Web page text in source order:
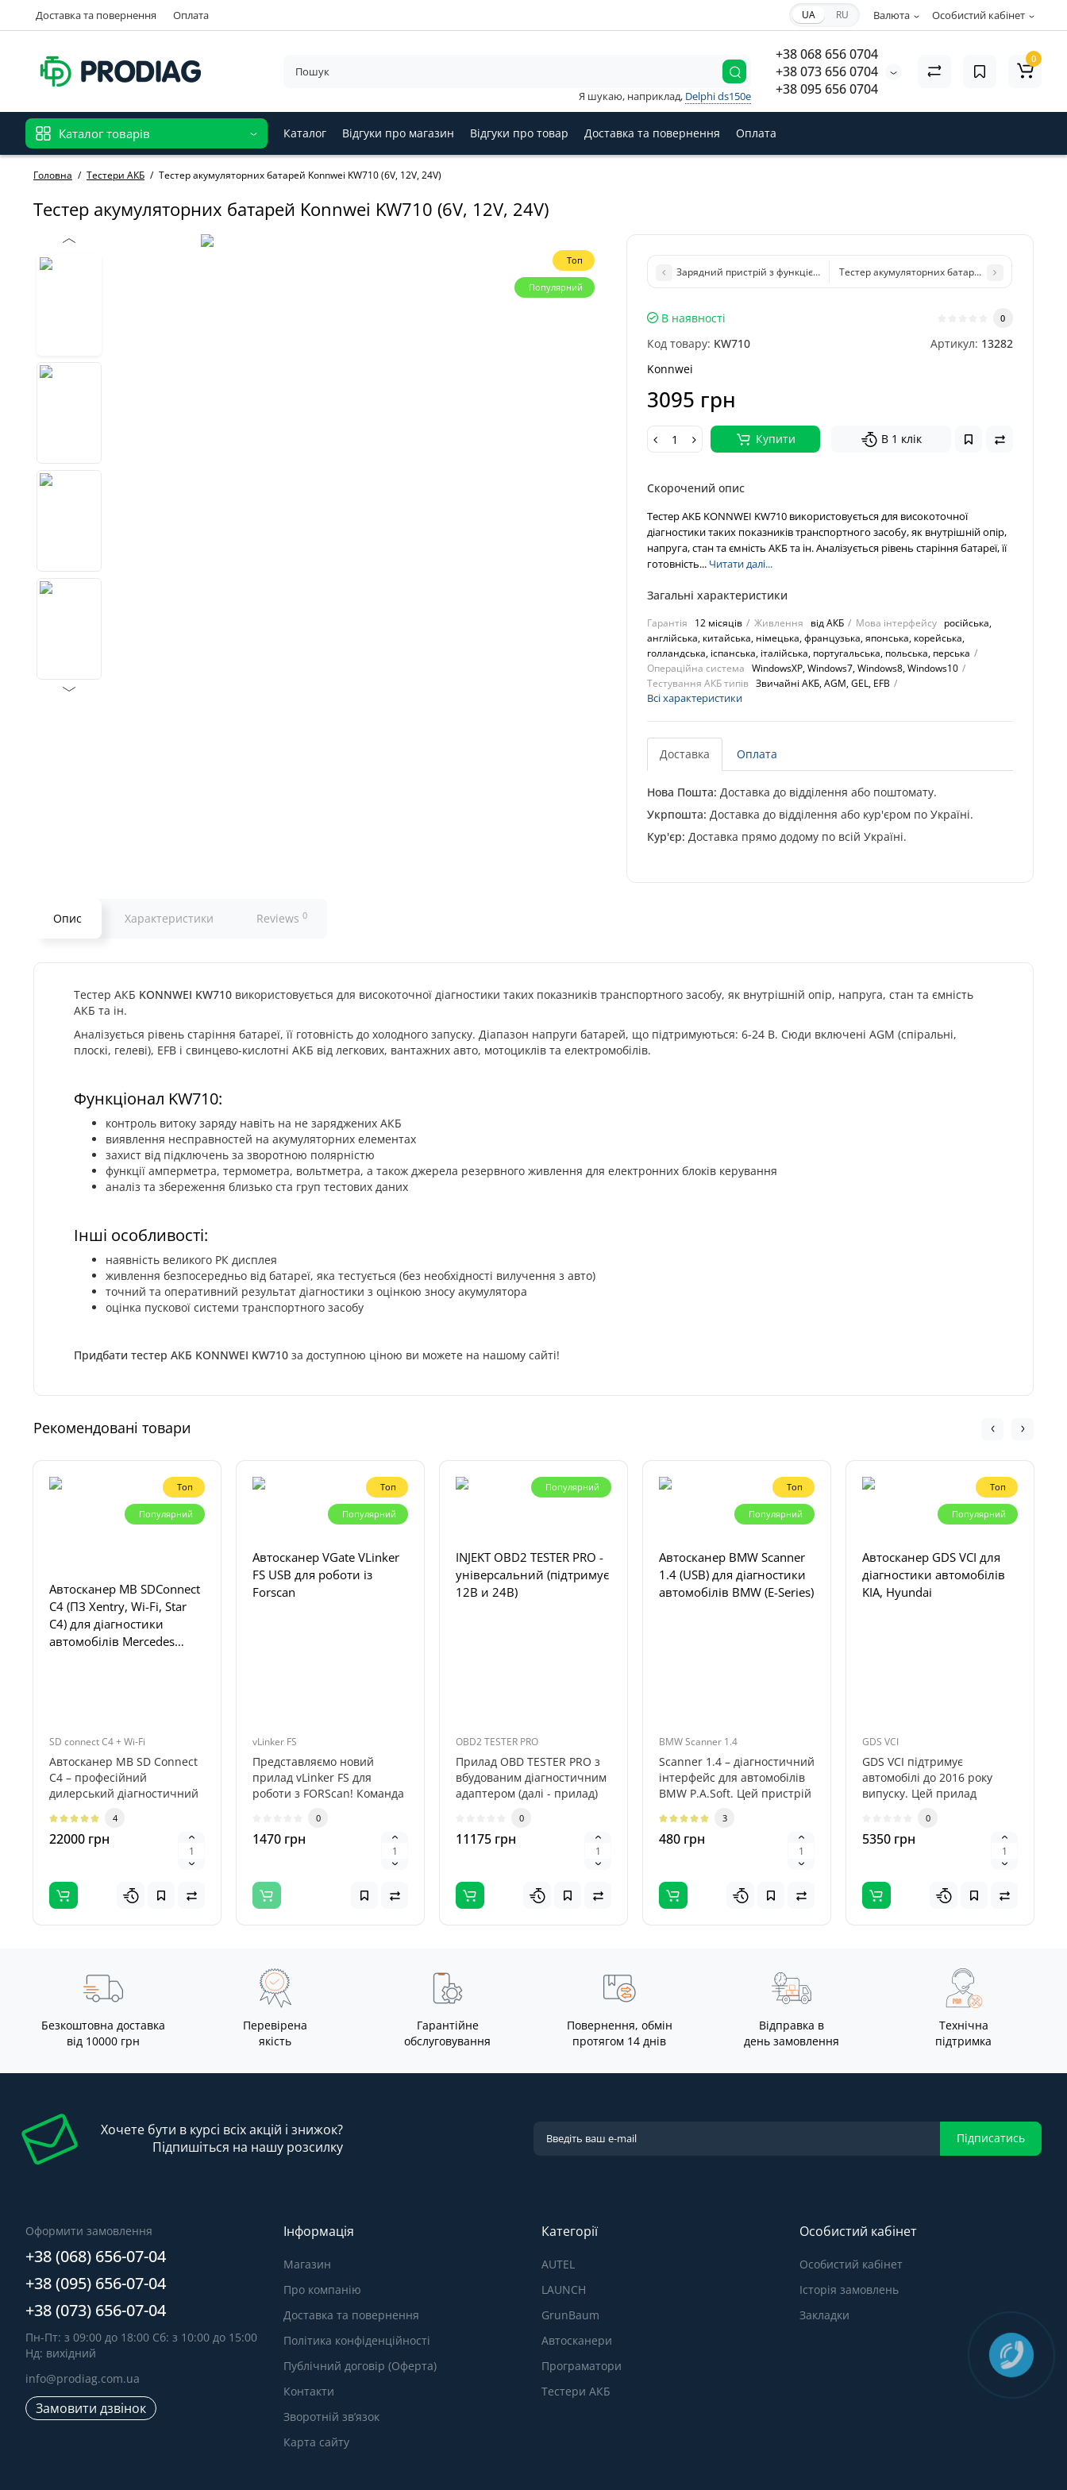
Доставка та повернення Оплата Особистий кабінет
Валюта
UA RU
+38 068 656 0704
+38 073 656 0704
+38 095 656 0704
Я шукаю, наприклад, Delphi ds150e
0
Каталог товарів Каталог Відгуки про магазин Відгуки про товар Доставка та повернення Оплата
Головна Тестери АКБ Тестер акумуляторних батарей Konnwei KW710 (6V, 12V, 24V)
Тестер акумуляторних батарей Konnwei KW710 (6V, 12V, 24V)
Топ
Популярний
Зарядний пристрій з функцією тестера акумуляторних батарей Konnwei KW510
Тестер акумуляторних батарей Autool BT760
В наявності 0
Код товару: KW710 Артикул: 13282
Konnwei
3095 грн
Купити В 1 клік
Скорочений опис
Тестер АКБ KONNWEI KW710 використовується для високоточної
діагностики таких показників транспортного засобу, як внутрішній опір,
напруга, стан та ємність АКБ та ін. Аналізується рівень старіння батареї, її
готовність... Читати далі...
Загальні характеристики
Гарантія 12 місяців Живлення від АКБ Мова інтерфейсу
російська,
англійська, китайська, німецька, французька, японська, корейська,
голландська, іспанська, італійська, португальська, польська, перська
Операційна система WindowsXP, Windows7, Windows8, Windows10
Тестування АКБ типів Звичайні АКБ, AGM, GEL, EFB
Всі характеристики
Доставка Оплата
Нова Пошта: Доставка до відділення або поштомату.
Укрпошта: Доставка до відділення або кур'єром по Україні.
Кур'єр: Доставка прямо додому по всій Україні.
Опис Характеристики Reviews 0
Тестер АКБ KONNWEI KW710 використовується для високоточної діагностики таких показників транспортного засобу, як внутрішній опір, напруга, стан та ємність
АКБ та ін.
Аналізується рівень старіння батареї, її готовність до холодного запуску. Діапазон напруги батарей, що підтримуються: 6-24 В. Сюди включені AGM (спіральні,
плоскі, гелеві), EFB і свинцево-кислотні АКБ від легкових, вантажних авто, мотоциклів та електромобілів.
Функціонал KW710:
контроль витоку заряду навіть на не заряджених АКБ
виявлення несправностей на акумуляторних елементах
захист від підключень за зворотною полярністю
функції амперметра, термометра, вольтметра, а також джерела резервного живлення для електронних блоків керування
аналіз та збереження близько ста груп тестових даних
Інші особливості:
наявність великого РК дисплея
живлення безпосередньо від батареї, яка тестується (без необхідності вилучення з авто)
точний та оперативний результат діагностики з оцінкою зносу акумулятора
оцінка пускової системи транспортного засобу
Придбати тестер АКБ KONNWEI KW710 за доступною ціною ви можете на нашому сайті!
Рекомендовані товари
Топ
Популярний
Автосканер MB SDConnect
C4 (ПЗ Xentry, Wi-Fi, Star
C4) для діагностики
автомобілів Mercedes
SD connect C4 + Wi-Fi
Автосканер MB SD Connect
C4 – професійний
дилерський діагностичний
Mercedes..
4
22000 грн
Топ
Популярний
Автосканер VGate VLinker
FS USB для роботи із
Forscan
vLinker FS
Представляємо новий
прилад vLinker FS для
роботи з FORScan! Команда
0
1470 грн
Популярний
INJEKT OBD2 TESTER PRO -
універсальний (підтримує
12В и 24В)
OBD2 TESTER PRO
Прилад OBD TESTER PRO з
вбудованим діагностичним
адаптером (далі - прилад)
проведенн..0
11175 грн
Топ
Популярний
Автосканер BMW Scanner
1.4 (USB) для діагностики
автомобілів BMW (E-Series)
BMW Scanner 1.4
Scanner 1.4 – діагностичний
інтерфейс для автомобілів
BMW P.A.Soft. Цей пристрій
3
480 грн
Топ
Популярний
Автосканер GDS VCI для
діагностики автомобілів
KIA, Hyundai
GDS VCI
GDS VCI підтримує
автомобілі до 2016 року
випуску. Цей прилад
для автомо..
0
5350 грн
Безкоштовна доставка
від 10000 грн
Перевірена
якість
Гарантійне
обслуговування
Повернення, обмін
протягом 14 днів
Відправка в
день замовлення
Технічна
підтримка
Хочете бути в курсі всіх акцій і знижок?
Підпишіться на нашу розсилку
Підписатись
Оформити замовлення
+38 (068) 656-07-04
+38 (095) 656-07-04
+38 (073) 656-07-04
Пн-Пт: з 09:00 до 18:00 Сб: з 10:00 до 15:00
Нд: вихідний
info@prodiag.com.ua
Замовити дзвінок
Інформація
Магазин
Про компанію
Доставка та повернення
Політика конфіденційності
Публічний договір (Оферта)
Контакти
Зворотній зв’язок
Карта сайту
Категорії
AUTEL
LAUNCH
GrunBaum
Автосканери
Програматори
Тестери АКБ
Особистий кабінет
Особистий кабінет
Історія замовлень
Закладки